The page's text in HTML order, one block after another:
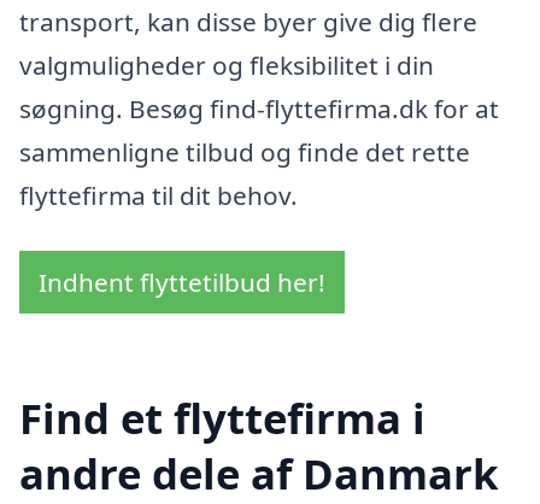
transport, kan disse byer give dig flere
valgmuligheder og fleksibilitet i din
søgning. Besøg find-flyttefirma.dk for at
sammenligne tilbud og finde det rette
flyttefirma til dit behov.
Indhent flyttetilbud her!
Find et flyttefirma i
andre dele af Danmark